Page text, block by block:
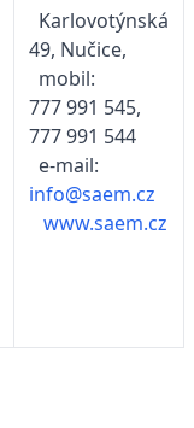
Karlovotýnská
49, Nučice,
mobil:
777 991 545,
777 991 544
e-mail:
info@saem.cz
www.saem.cz